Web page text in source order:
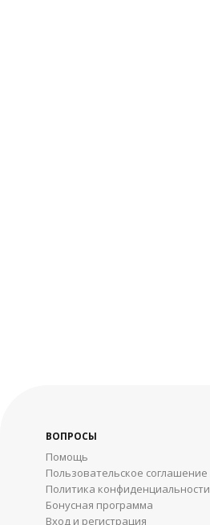
ВОПРОСЫ
Помощь
Пользовательское соглашение
Политика конфиденциальности
Бонусная программа
Вход и регистрация